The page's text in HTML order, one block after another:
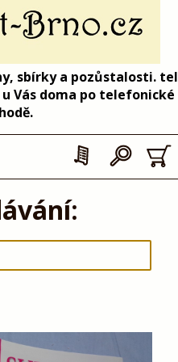
sbírky a pozůstalosti. tel
u Vás doma po telefonické